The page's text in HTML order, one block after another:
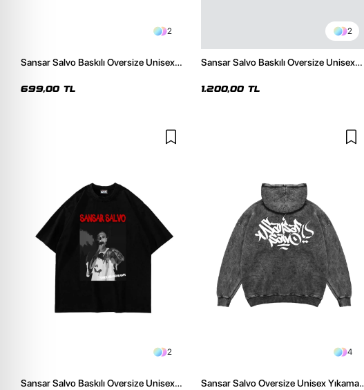
2
Sansar Salvo Baskılı Oversize Unisex
699,00 TL
2
Sansar Salvo Baskılı Oversize Unisex
1.200,00 TL
2
Sansar Salvo Baskılı Oversize Unisex
4
Sansar Salvo Oversize Unisex Yıkamalı